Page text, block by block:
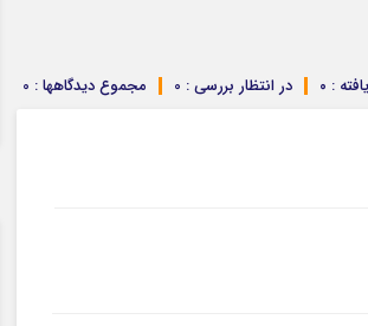
مجموع دیدگاهها : 0 در انتظار بررسی : 0 : ۰